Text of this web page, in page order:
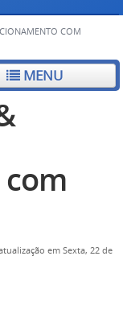
COM
MENU
em Sexta, 22 de